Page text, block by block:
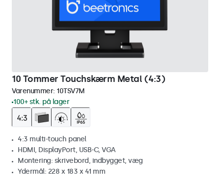
10 Tommer Touchskærm Metal (4:3)
Varenummer: 10TSV7M
100+ stk. på lager
4:3 multi-touch panel
HDMI, DisplayPort, USB-C, VGA
Montering: skrivebord, indbygget, væg
Ydermål: 228 x 183 x 41 mm